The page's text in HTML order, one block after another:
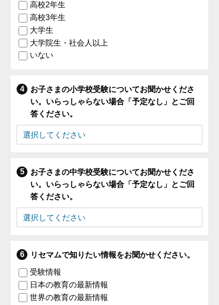
高校2年生
高校3年生
大学生
大学院生・社会人以上
いない
お子さまの小学校受験についてお聞かせくださ
い。いらっしゃらない場合「予定なし」とご回
答ください。
お子さまの中学校受験についてお聞かせくださ
い。いらっしゃらない場合「予定なし」とご回
答ください。
リセマムで知りたい情報をお聞かせください。
受験情報
日本の教育の最新情報
世界の教育の最新情報